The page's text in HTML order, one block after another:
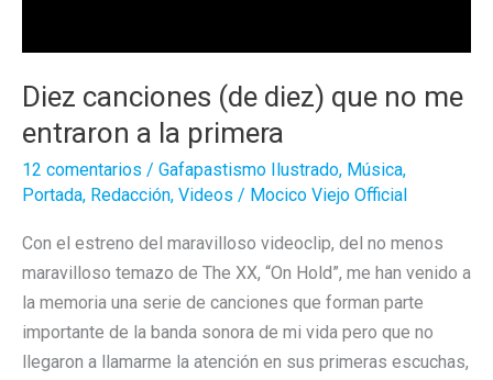
Diez canciones (de diez) que no me
entraron a la primera
12 comentarios / Gafapastismo Ilustrado, Música,
Portada, Redacción, Videos / Mocico Viejo Official
Con el estreno del maravilloso videoclip, del no menos
maravilloso temazo de The XX, “On Hold”, me han venido a
la memoria una serie de canciones que forman parte
importante de la banda sonora de mi vida pero que no
llegaron a llamarme la atención en sus primeras escuchas,